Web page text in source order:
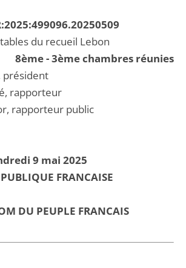
du recueil Lebon
8ème - 3ème chambres réunies
président
rapporteur
rapporteur public
9 mai 2025
FRANCAISE
DU PEUPLE FRANCAIS